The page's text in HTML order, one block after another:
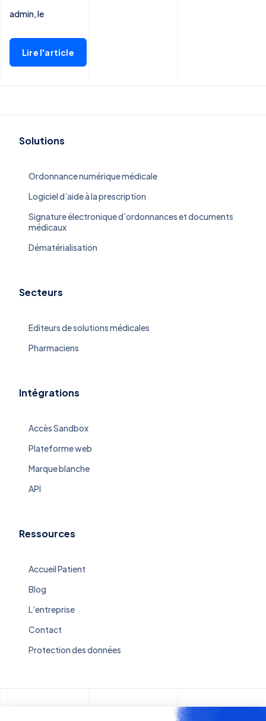
admin, le
Lire l'article
Solutions
Ordonnance numérique médicale
Logiciel d’aide à la prescription
Signature électronique d’ordonnances et documents
médicaux
Dématérialisation
Secteurs
Editeurs de solutions médicales
Pharmaciens
Intégrations
Accès Sandbox
Plateforme web
Marque blanche
API
Ressources
Accueil Patient
Blog
L’entreprise
Contact
Protection des données